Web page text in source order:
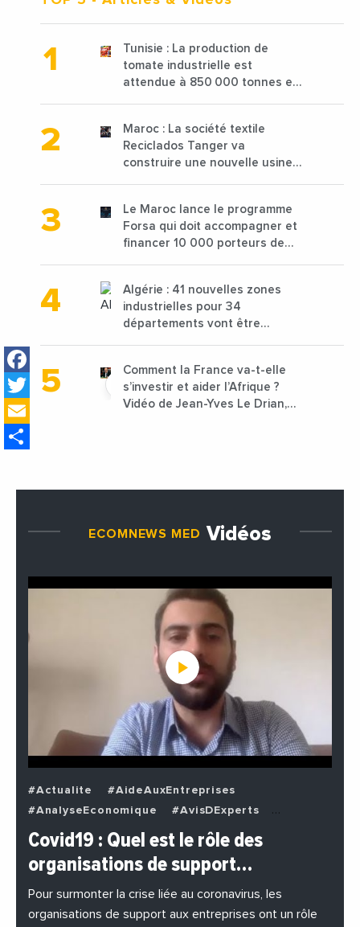
Facebook
Twitter
Tunisie : La production de
tomate industrielle est
attendue à 850 000 tonnes en
Maroc : La société textile
Reciclados Tanger va
construire une nouvelle usine
Le Maroc lance le programme
Forsa qui doit accompagner et
financer 10 000 porteurs de
Algérie : 41 nouvelles zones
industrielles pour 34
départements vont être
Comment la France va-t-elle
s’investir et aider l’Afrique ?
Vidéo de Jean-Yves Le Drian,
ECOMNEWS MED Vidéos
#Actualite
#AideAuxEntreprises
#AnalyseEconomique
#AvisDExperts
#BuzzNews
#Decideurs
#EchangesMediterraneens
#EnDirectDe
#Entreprises
#Institutions
#PhotosEtVideos
Covid19 : Quel est le rôle des
organisations de support…
Pour surmonter la crise liée au coronavirus, les
organisations de support aux entreprises ont un rôle